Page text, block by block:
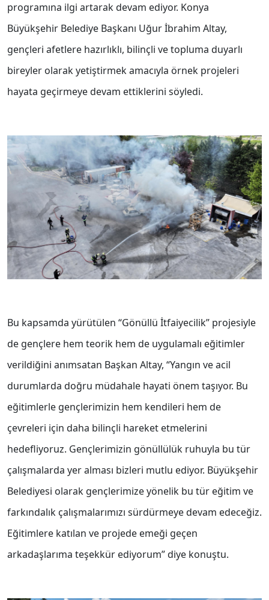
programına ilgi artarak devam ediyor. Konya
Büyükşehir Belediye Başkanı Uğur İbrahim Altay,
gençleri afetlere hazırlıklı, bilinçli ve topluma duyarlı
bireyler olarak yetiştirmek amacıyla örnek projeleri
hayata geçirmeye devam ettiklerini söyledi.
Bu kapsamda yürütülen “Gönüllü İtfaiyecilik” projesiyle
de gençlere hem teorik hem de uygulamalı eğitimler
verildiğini anımsatan Başkan Altay, “Yangın ve acil
durumlarda doğru müdahale hayati önem taşıyor. Bu
eğitimlerle gençlerimizin hem kendileri hem de
çevreleri için daha bilinçli hareket etmelerini
hedefliyoruz. Gençlerimizin gönüllülük ruhuyla bu tür
çalışmalarda yer alması bizleri mutlu ediyor. Büyükşehir
Belediyesi olarak gençlerimize yönelik bu tür eğitim ve
farkındalık çalışmalarımızı sürdürmeye devam edeceğiz.
Eğitimlere katılan ve projede emeği geçen
arkadaşlarıma teşekkür ediyorum” diye konuştu.